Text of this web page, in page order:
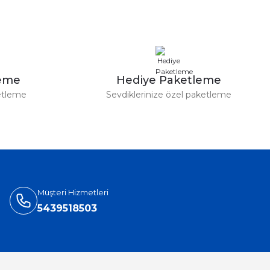
Hediye Paketleme
Sevdiklerinize özel paketleme
Müşteri Hizmetleri
5439518503